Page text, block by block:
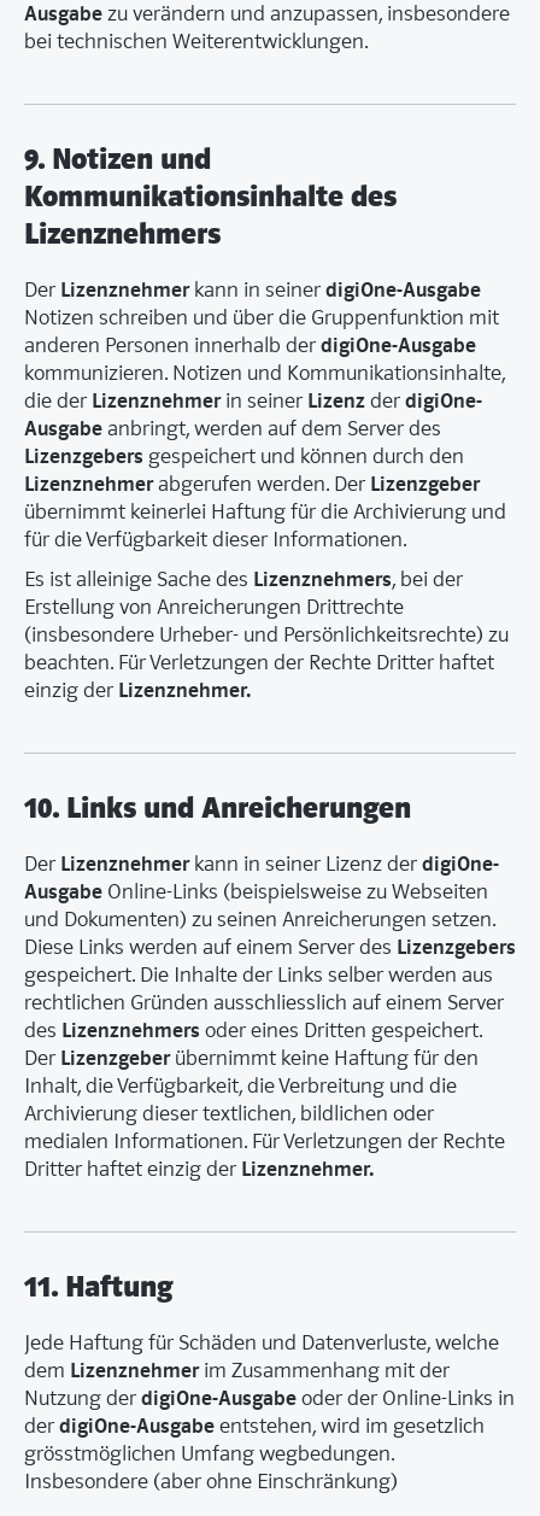
Ausgabezu verändern und anzupassen, insbesondere
bei technischen Weiterentwicklungen.
9. Notizen und
Kommunikationsinhalte des
Lizenznehmers
Der Lizenznehmerkann in seinerdigiOne-Ausgabe
Notizen schreiben und über die Gruppenfunktion mit
anderen Personen innerhalb derdigiOne-Ausgabe
kommunizieren. Notizen und Kommunikationsinhalte,
die der Lizenznehmerin seiner LizenzderdigiOne-
Ausgabeanbringt, werden auf dem Server des
Lizenzgebers gespeichert und können durch den
Lizenznehmerabgerufen werden. Der Lizenzgeber
übernimmt keinerlei Haftung für die Archivierung und
für die Verfügbarkeit dieser Informationen.
Es ist alleinige Sache des Lizenznehmers, bei der
Erstellung von Anreicherungen Drittrechte
(insbesondere Urheber- und Persönlichkeitsrechte) zu
beachten. Für Verletzungen der Rechte Dritter haftet
einzig der Lizenznehmer.
10. Links und Anreicherungen
Der Lizenznehmerkann in seiner Lizenz derdigiOne-
Ausgabe Online-Links (beispielsweise zu Webseiten
und Dokumenten) zu seinen Anreicherungen setzen.
Diese Links werden auf einem Server des Lizenzgebers
gespeichert. Die Inhalte der Links selber werden aus
rechtlichen Gründen ausschliesslich auf einem Server
des Lizenznehmers oder eines Dritten gespeichert.
Der Lizenzgeberübernimmt keine Haftung für den
Inhalt, die Verfügbarkeit, die Verbreitung und die
Archivierung dieser textlichen, bildlichen oder
medialen Informationen. Für Verletzungen der Rechte
Dritter haftet einzig der Lizenznehmer.
11. Haftung
Jede Haftung für Schäden und Datenverluste, welche
dem Lizenznehmerim Zusammenhang mit der
Nutzung derdigiOne-Ausgabeoder der Online-Links in
derdigiOne-Ausgabeentstehen, wird im gesetzlich
grösstmöglichen Umfang wegbedungen.
Insbesondere (aber ohne Einschränkung)